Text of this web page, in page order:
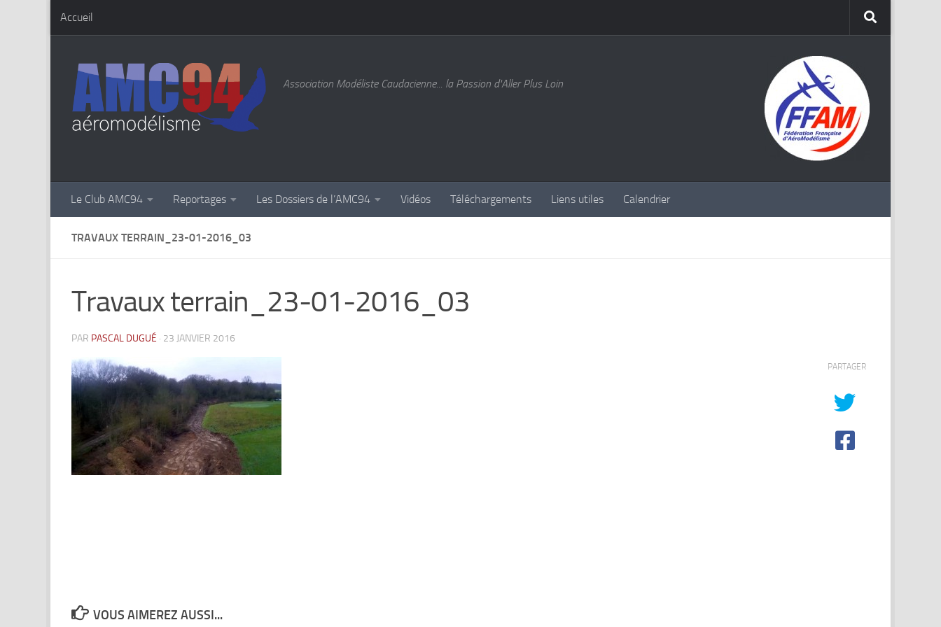
Skip to content
Accueil
Association Modéliste Caudacienne... la Passion d'Aller Plus Loin
Le Club AMC94 Reportages Les Dossiers de l’AMC94 Vidéos Téléchargements Liens utiles Calendrier
TRAVAUX TERRAIN_23-01-2016_03
Travaux terrain_23-01-2016_03
PAR PASCAL DUGUÉ · 23 JANVIER 2016
PARTAGER
VOUS AIMEREZ AUSSI...